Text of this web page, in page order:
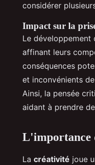
considérer
Impact sur la
Le développement
affinant leurs
conséquences
et inconvénients
Ainsi, la pensée
aidant à prendre
L'importance
La créativité joue